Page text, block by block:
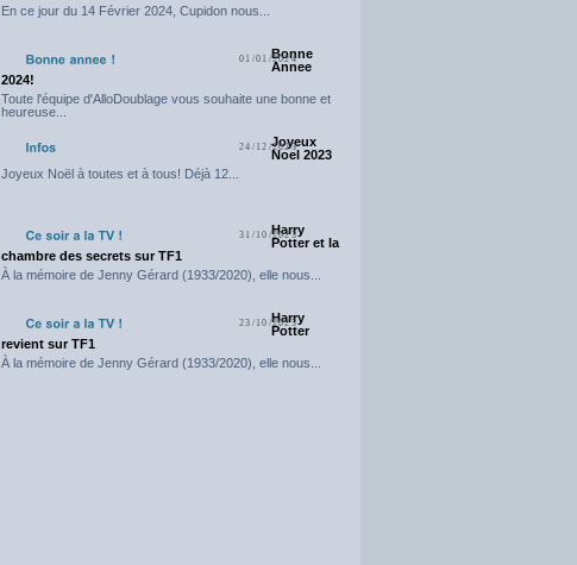
En ce jour du 14 Février 2024, Cupidon nous...
01/01/2024
Bonne
Annee
2024!
Toute l'équipe d'AlloDoublage vous souhaite une bonne et
heureuse...
24/12/2023
Joyeux
Noel 2023
Joyeux Noël à toutes et à tous! Déjà 12...
31/10/2023
Harry
Potter et la
chambre des secrets sur TF1
À la mémoire de Jenny Gérard (1933/2020), elle nous...
23/10/2023
Harry
Potter
revient sur TF1
À la mémoire de Jenny Gérard (1933/2020), elle nous...